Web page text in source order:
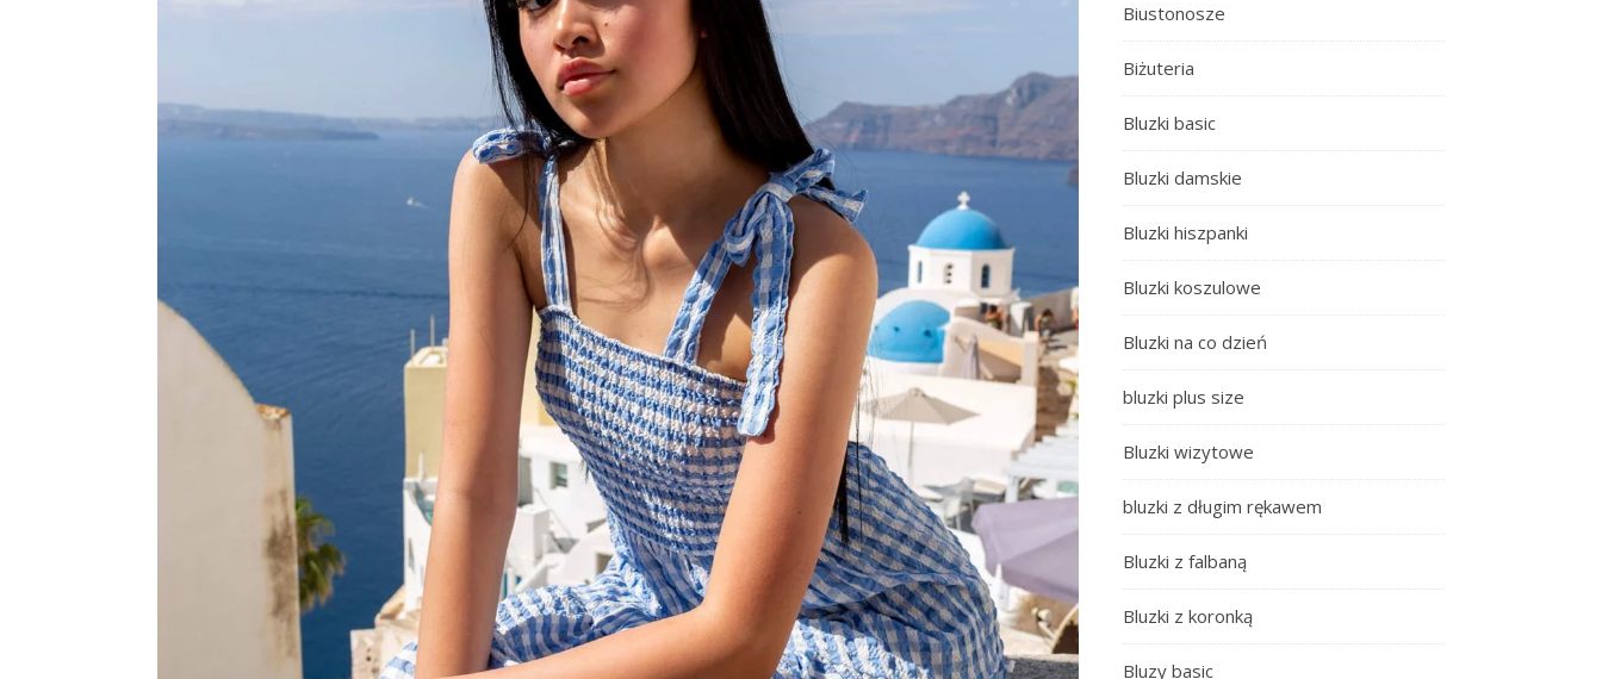
Biustonosze
Biżuteria
Bluzki basic
Bluzki damskie
Bluzki hiszpanki
Bluzki koszulowe
Bluzki na co dzień
bluzki plus size
Bluzki wizytowe
bluzki z długim rękawem
Bluzki z falbaną
Bluzki z koronką
Bluzy basic